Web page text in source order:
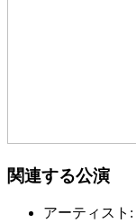
関連する公演
アーティスト: